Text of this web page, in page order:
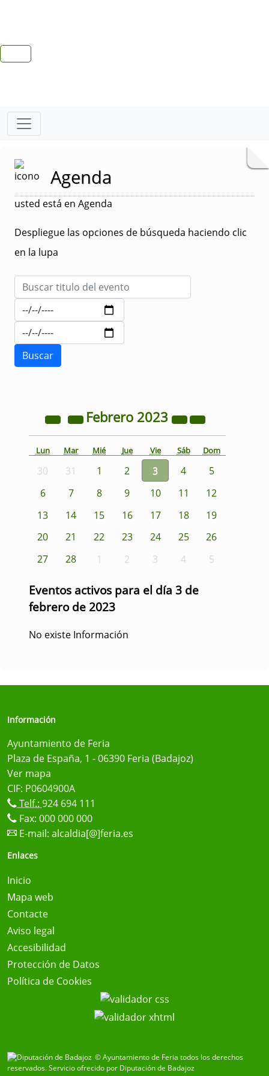
Agenda
usted está en Agenda
Despliegue las opciones de búsqueda haciendo clic
en la lupa
Febrero 2023
Lun Mar Mié Jue Vie Sáb Dom
30 31 1 2 3 4
5
6
7 8 9 10 11
12
13
14 15 16 17 18
19
20
21 22 23 24 25
26
27
28 1 2 3 4 5
Eventos activos para el día 3 de
febrero de 2023
No existe Información
Información
Ayuntamiento de Feria
Plaza de España, 1 - 06390 Feria (Badajoz)
Ver mapa
CIF: P0604900A
Telf.: 924 694 111
Fax: 000 000 000
E-mail: alcaldia[@]feria.es
Enlaces
Inicio
Mapa web
Contacte
Aviso legal
Accesibilidad
Protección de Datos
Política de Cookies
© Ayuntamiento de Feria todos los derechos
reservados.Servicio ofrecido por Diputación de Badajoz